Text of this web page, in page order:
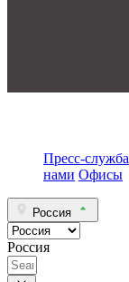
Пресс-служба
нами Офисы
Россия
Россия